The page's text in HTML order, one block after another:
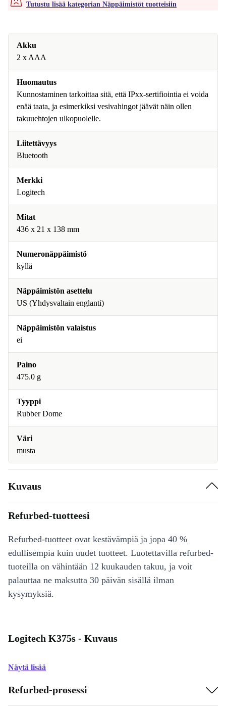
Tutustu lisää kategorian Näppäimistöt tuotteisiin
Akku
2 x AAA
Huomautus
Kunnostaminen tarkoittaa sitä, että IPxx-sertifiointia ei voida
enää taata, ja esimerkiksi vesivahingot jäävät näin ollen
takuuehtojen ulkopuolelle.
Liitettävyys
Bluetooth
Merkki
Logitech
Mitat
436 x 21 x 138 mm
Numeronäppäimistö
kyllä
Näppäimistön asettelu
US (Yhdysvaltain englanti)
Näppäimistön valaistus
ei
Paino
475.0 g
Tyyppi
Rubber Dome
Väri
musta
Kuvaus
Refurbed-tuotteesi
Refurbed-tuotteet ovat kestävämpiä ja jopa 40 %
edullisempia kuin uudet tuotteet. Luotettavilla refurbed-
tuoteilla on vähintään 12 kuukauden takuu, ja voit
palauttaa ne maksutta 30 päivän sisällä ilman
kysymyksiä.
Logitech K375s - Kuvaus
Näytä lisää
Refurbed-prosessi